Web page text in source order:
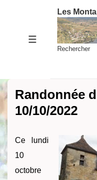
MENU
Les
Rechercher
Randonnée
10/10/2022
Ce lundi
10
octobre